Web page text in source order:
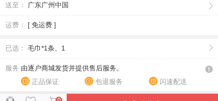
送至： 广东广州中国
运费： [ 免运费 ]
已选： 毛巾*1条、1
服务 由逐户商城发货并提供售后服务。
正品保证
包退服务 闪速配送